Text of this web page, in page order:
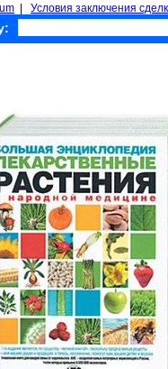
Условия заключения